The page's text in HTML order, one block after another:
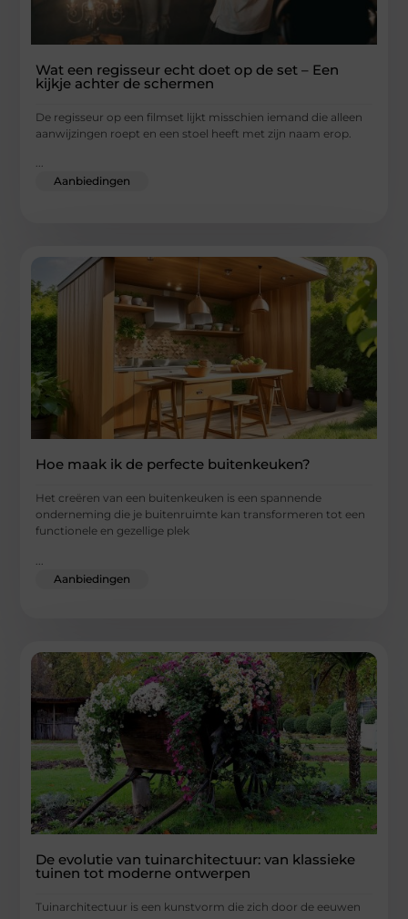
Wat een regisseur echt doet op de set – Een
kijkje achter de schermen
De regisseur op een filmset lijkt misschien iemand die alleen
aanwijzingen roept en een stoel heeft met zijn naam erop.
...
Aanbiedingen
Hoe maak ik de perfecte buitenkeuken?
Het creëren van een buitenkeuken is een spannende
onderneming die je buitenruimte kan transformeren tot een
functionele en gezellige plek
Aanbiedingen
De evolutie van tuinarchitectuur: van klassieke
tuinen tot moderne ontwerpen
Tuinarchitectuur is een kunstvorm die zich door de eeuwen